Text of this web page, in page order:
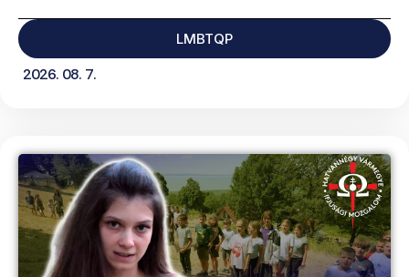
LMBTQP
2026. 08. 7.